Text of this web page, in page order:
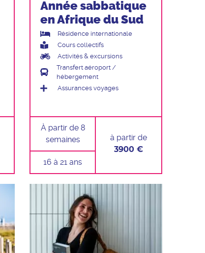
Année sabbatique
en Afrique du Sud
Résidence internationale
Cours collectifs
Activités & excursions
Transfert aéroport /
hébergement
Assurances voyages
À partir de 8
semaines
16 à 21 ans
à partir de
3900 €